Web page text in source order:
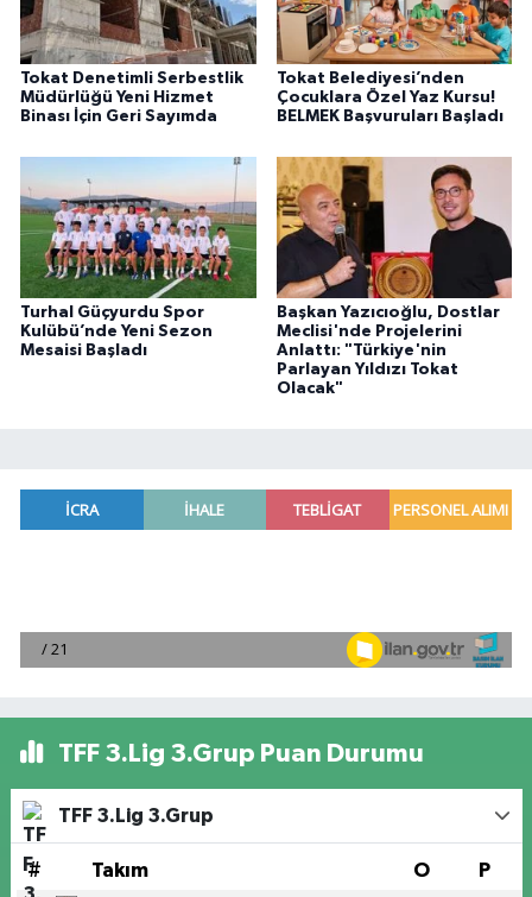
Tokat Denetimli Serbestlik
Müdürlüğü Yeni Hizmet
Binası İçin Geri Sayımda
Tokat Belediyesi’nden
Çocuklara Özel Yaz Kursu!
BELMEK Başvuruları Başladı
Turhal Güçyurdu Spor
Kulübü’nde Yeni Sezon
Mesaisi Başladı
Başkan Yazıcıoğlu, Dostlar
Meclisi'nde Projelerini
Anlattı: "Türkiye'nin
Parlayan Yıldızı Tokat
Olacak"
TFF 3.Lig 3.Grup Puan Durumu
TFF 3.Lig 3.Grup
# Takım O P